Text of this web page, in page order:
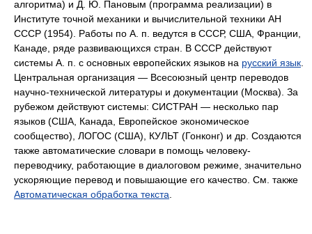
алгоритма) и Д. Ю. Пановым (программа реализации) в
Институте точной механики и вычислительной техники АН
СССР (1954). Работы по А. п. ведутся в СССР, США, Франции,
Канаде, ряде развивающихся стран. В СССР действуют
системы А. п. с основных европейских языков на русский язык
Центральная организация — Всесоюзный центр переводов
научно-технической литературы и документации (Москва). За
рубежом действуют системы: СИСТРАН — несколько пар
языков (США, Канада, Европейское экономическое
сообщество), ЛОГОС (США), КУЛЬТ (Гонконг) и др. Создаются
также автоматические словари в помощь человеку-
переводчику, работающие в диалоговом режиме, значительно
ускоряющие перевод и повышающие его качество. См. также
Автоматическая обработка текста